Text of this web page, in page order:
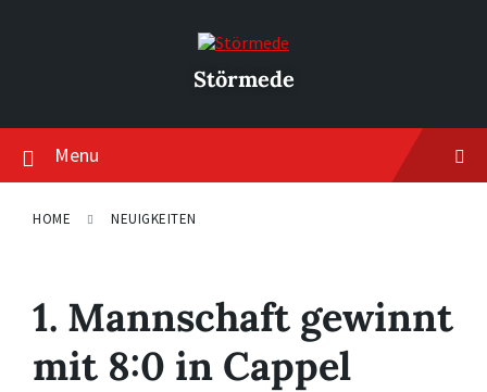
Störmede
Menu
HOME NEUIGKEITEN
1. Mannschaft gewinnt
mit 8:0 in Cappel